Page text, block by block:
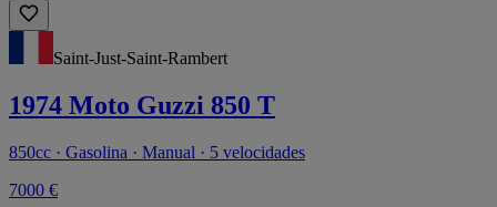
Saint-Just-Saint-Rambert
1974 Moto Guzzi 850 T
850cc · Gasolina · Manual · 5 velocidades
7000 €